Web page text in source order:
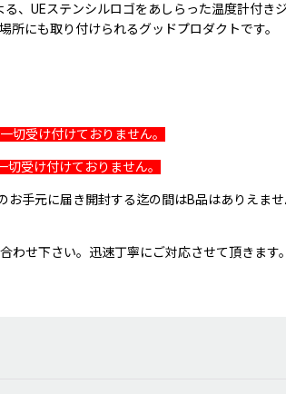
、UEステンシルロゴをあしらった温度計付
にも取り付けられるグッドプロダクトです。
切受け付けておりません。
受け付けておりません。
手元に届き開封する迄の間はB品はありえま
せ下さい。迅速丁寧にご対応させて頂きます。